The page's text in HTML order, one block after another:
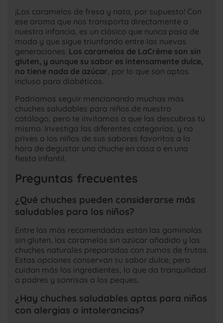
¡Los caramelos de fresa y nata, por supuesto! Con
ese aroma que nos transporta directamente a
nuestra infancia, es un clásico que nunca pasa de
moda y que sigue triunfando entre las nuevas
generaciones. Los caramelos de LaCrême son sin
gluten, y aunque su sabor es intensamente dulce,
no tiene nada de azúcar, por lo que son aptos
incluso para diabéticos.
Podríamos seguir mencionando muchas más
chuches saludables para niños de nuestro
catálogo, pero te invitamos a que las descubras tú
mismo. Investiga las diferentes categorías, y no
prives a los niños de sus sabores favoritos a la
hora de degustar una chuche en casa o en una
fiesta infantil.
Preguntas frecuentes
¿Qué chuches pueden considerarse más
saludables para los niños?
Entre las más recomendadas están las gominolas
sin gluten, los caramelos sin azúcar añadido y las
chuches naturales preparadas con zumos de frutas.
Estas opciones conservan su sabor dulce, pero
cuidan más los ingredientes, lo que da tranquilidad
a padres y sonrisas a los peques.
¿Hay chuches saludables aptas para niños
con alergias o intolerancias?